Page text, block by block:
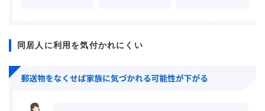
同居人に利用を気付かれにくい